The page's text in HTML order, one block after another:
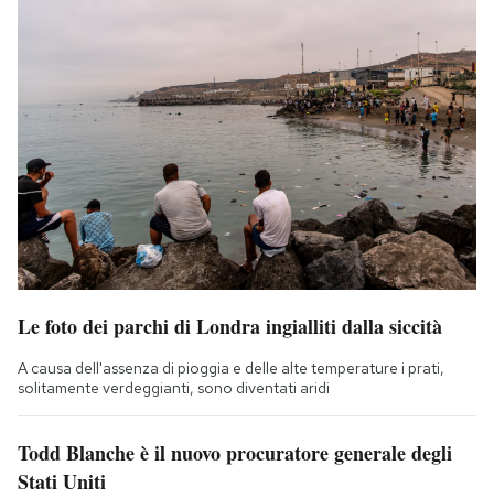
Le foto dei parchi di Londra ingialliti dalla siccità
A causa dell'assenza di pioggia e delle alte temperature i prati,
solitamente verdeggianti, sono diventati aridi
Todd Blanche è il nuovo procuratore generale degli
Stati Uniti